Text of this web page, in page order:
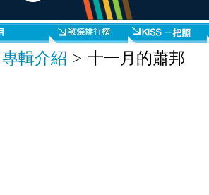
專輯介紹 > 十一月的蕭邦